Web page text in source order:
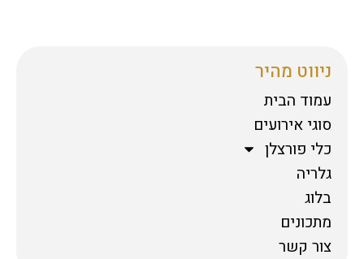
ניווט מהיר
עמוד הבית
סוגי אירועים
כלי פורצלן
גלריה
בלוג
מתכונים
צור קשר